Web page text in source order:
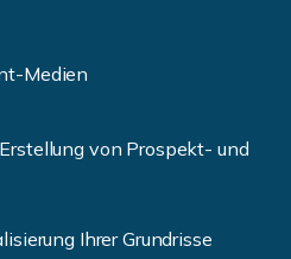
Medien
von Prospekt- und
Ihrer Grundrisse